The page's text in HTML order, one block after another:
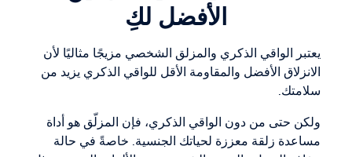
الأفضل لكِ
يعتبر الواقي الذكري والمزلق الشخصي مزيجًا مثاليًا لأن
الانزلاق الأفضل والمقاومة الأقل للواقي الذكري يزيد من
سلامتك.
ولكن حتى من دون الواقي الذكري، فإن المزلّق هو أداة
مساعدة زلقة معززة لحياتك الجنسية. خاصةً في حالة